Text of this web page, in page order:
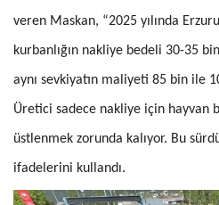
veren Maskan, “2025 yılında
kurbanlığın nakliye bedeli 30-35
aynı sevkiyatın maliyeti 85 bin ile
Üretici sadece nakliye için hayvan
üstlenmek zorunda kalıyor. Bu
ifadelerini kullandı.